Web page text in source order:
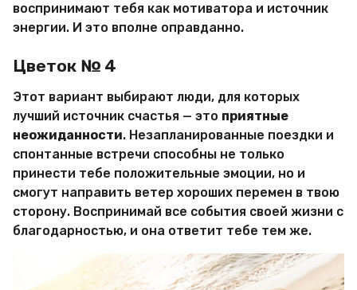
воспринимают тебя как мотиватора и источник
энергии. И это вполне оправданно.
Цветок № 4
Этот вариант выбирают люди, для которых
лучший источник счастья — это приятные
неожиданности. Незапланированные поездки и
спонтанные встречи способны не только
принести тебе положительные эмоции, но и
смогут направить ветер хороших перемен в твою
сторону. Воспринимай все события своей жизни с
благодарностью, и она ответит тебе тем же.